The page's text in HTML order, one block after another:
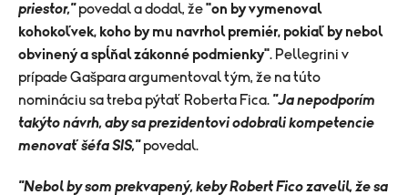
priestor," povedal a dodal, že"on by vymenoval
kohokoľvek, koho by mu navrhol premiér, pokiaľ by nebol
obvinený a spĺňal zákonné podmienky". Pellegrini v
prípade Gašpara argumentoval tým, že na túto
nomináciu sa treba pýtať Roberta Fica. "Ja nepodporím
takýto návrh, aby sa prezidentovi odobrali kompetencie
menovať šéfa SIS,"povedal.
"Nebol by som prekvapený, keby Robert Fico zavelil, že sa